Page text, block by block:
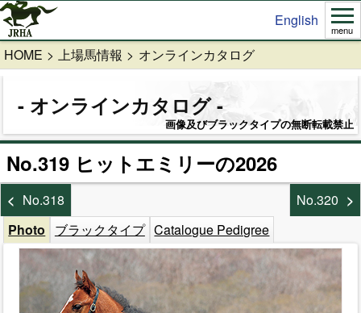
English
menu
HOME 上場馬情報 オンラインカタログ
オンラインカタログ
画像及びブラックタイプの無断転載禁止
No.319 ヒットエミリーの2026
No.318
No.320
Photo
ブラックタイプ Catalogue Pedigree